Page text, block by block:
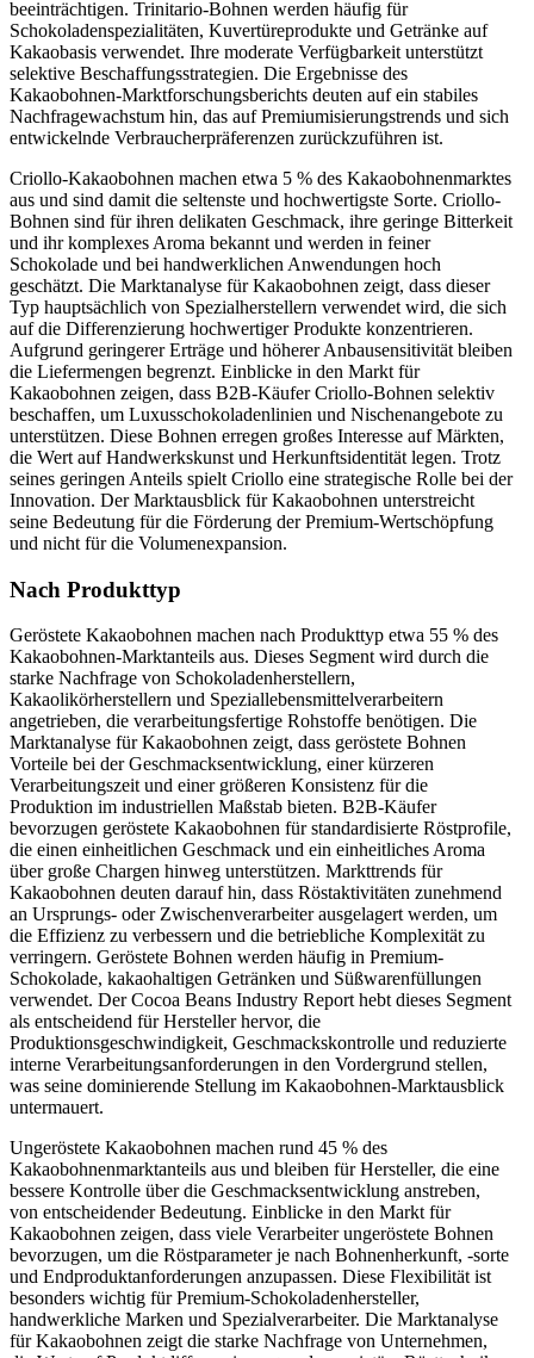
beeinträchtigen. Trinitario-Bohnen werden häufig für
Schokoladenspezialitäten, Kuvertüreprodukte und Getränke auf
Kakaobasis verwendet. Ihre moderate Verfügbarkeit unterstützt
selektive Beschaffungsstrategien. Die Ergebnisse des
Kakaobohnen-Marktforschungsberichts deuten auf ein stabiles
Nachfragewachstum hin, das auf Premiumisierungstrends und sich
entwickelnde Verbraucherpräferenzen zurückzuführen ist.
Criollo-Kakaobohnen machen etwa 5 % des Kakaobohnenmarktes
aus und sind damit die seltenste und hochwertigste Sorte. Criollo-
Bohnen sind für ihren delikaten Geschmack, ihre geringe Bitterkeit
und ihr komplexes Aroma bekannt und werden in feiner
Schokolade und bei handwerklichen Anwendungen hoch
geschätzt. Die Marktanalyse für Kakaobohnen zeigt, dass dieser
Typ hauptsächlich von Spezialherstellern verwendet wird, die sich
auf die Differenzierung hochwertiger Produkte konzentrieren.
Aufgrund geringerer Erträge und höherer Anbausensitivität bleiben
die Liefermengen begrenzt. Einblicke in den Markt für
Kakaobohnen zeigen, dass B2B-Käufer Criollo-Bohnen selektiv
beschaffen, um Luxusschokoladenlinien und Nischenangebote zu
unterstützen. Diese Bohnen erregen großes Interesse auf Märkten,
die Wert auf Handwerkskunst und Herkunftsidentität legen. Trotz
seines geringen Anteils spielt Criollo eine strategische Rolle bei der
Innovation. Der Marktausblick für Kakaobohnen unterstreicht
seine Bedeutung für die Förderung der Premium-Wertschöpfung
und nicht für die Volumenexpansion.
Nach Produkttyp
Geröstete Kakaobohnen machen nach Produkttyp etwa 55 % des
Kakaobohnen-Marktanteils aus. Dieses Segment wird durch die
starke Nachfrage von Schokoladenherstellern,
Kakaolikörherstellern und Speziallebensmittelverarbeitern
angetrieben, die verarbeitungsfertige Rohstoffe benötigen. Die
Marktanalyse für Kakaobohnen zeigt, dass geröstete Bohnen
Vorteile bei der Geschmacksentwicklung, einer kürzeren
Verarbeitungszeit und einer größeren Konsistenz für die
Produktion im industriellen Maßstab bieten. B2B-Käufer
bevorzugen geröstete Kakaobohnen für standardisierte Röstprofile,
die einen einheitlichen Geschmack und ein einheitliches Aroma
über große Chargen hinweg unterstützen. Markttrends für
Kakaobohnen deuten darauf hin, dass Röstaktivitäten zunehmend
an Ursprungs- oder Zwischenverarbeiter ausgelagert werden, um
die Effizienz zu verbessern und die betriebliche Komplexität zu
verringern. Geröstete Bohnen werden häufig in Premium-
Schokolade, kakaohaltigen Getränken und Süßwarenfüllungen
verwendet. Der Cocoa Beans Industry Report hebt dieses Segment
als entscheidend für Hersteller hervor, die
Produktionsgeschwindigkeit, Geschmackskontrolle und reduzierte
interne Verarbeitungsanforderungen in den Vordergrund stellen,
was seine dominierende Stellung im Kakaobohnen-Marktausblick
untermauert.
Ungeröstete Kakaobohnen machen rund 45 % des
Kakaobohnenmarktanteils aus und bleiben für Hersteller, die eine
bessere Kontrolle über die Geschmacksentwicklung anstreben,
von entscheidender Bedeutung. Einblicke in den Markt für
Kakaobohnen zeigen, dass viele Verarbeiter ungeröstete Bohnen
bevorzugen, um die Röstparameter je nach Bohnenherkunft, -sorte
und Endproduktanforderungen anzupassen. Diese Flexibilität ist
besonders wichtig für Premium-Schokoladenhersteller,
handwerkliche Marken und Spezialverarbeiter. Die Marktanalyse
für Kakaobohnen zeigt die starke Nachfrage von Unternehmen,